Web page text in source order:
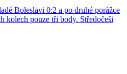
Boleslavi 0:2 a po druhé porážce
kolech pouze tři body. Středočeši